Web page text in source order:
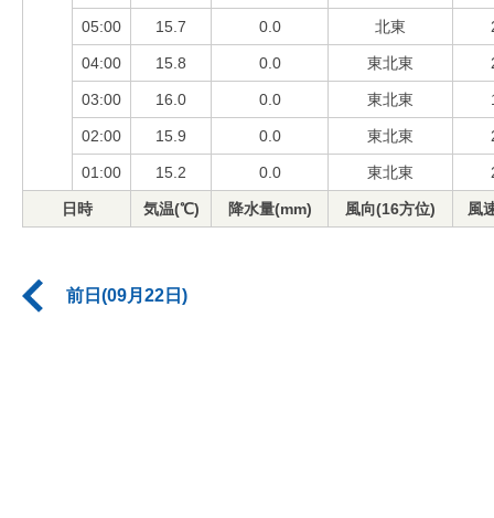
05:00 15.7 0.0 北東
04:00 15.8 0.0 東北東
03:00 16.0 0.0 東北東
02:00 15.9 0.0 東北東
01:00 15.2 0.0 東北東
日時 気温(℃) 降水量(mm) 風向(16方位) 風
前日(09月22日)